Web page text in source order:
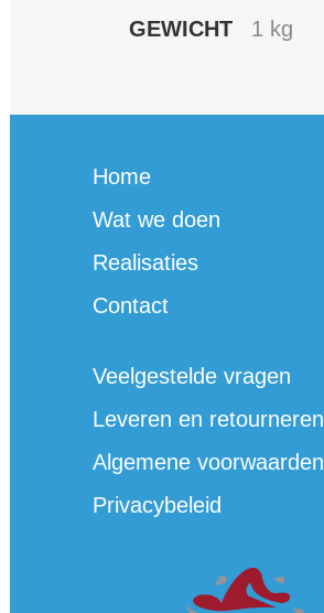
Zwart
mm
GEWICHT 1 kg
Home
Wat we doen
Realisaties
Contact
Veelgestelde vragen
Leveren en retourneren
Algemene voorwaarden
Privacybeleid